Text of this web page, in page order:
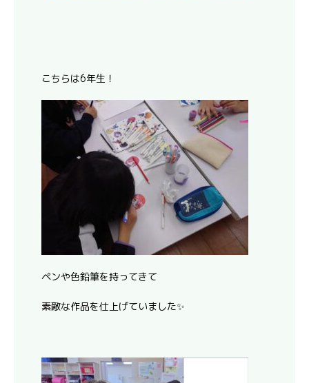
こちらは6年生！
ペンや色鉛筆を持ってきて
素敵な作品を仕上げていました✨